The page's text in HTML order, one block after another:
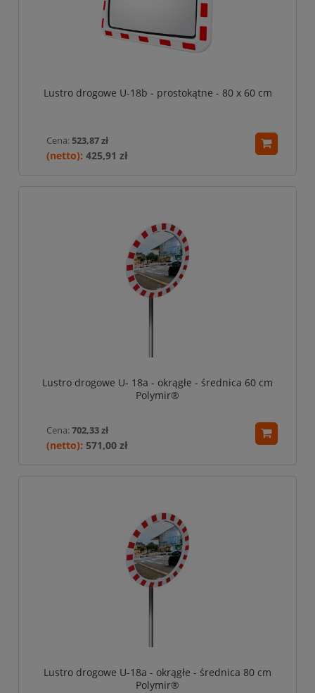
Lustro drogowe U-18b - prostokątne - 80 x 60 cm
Cena:523,87 zł
425,91 zł
Lustro drogowe U- 18a - okrągłe - średnica 60 cm
Polymir®
Cena:702,33 zł
571,00 zł
Lustro drogowe U-18a - okrągłe - średnica 80 cm
Polymir®